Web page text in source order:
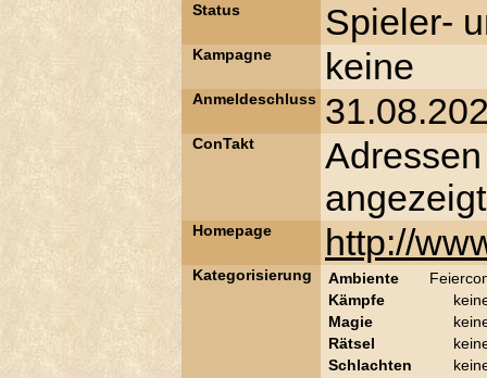
Status Spieler-
Kampagne keine
Anmeldeschluss
ConTakt
angezeigt
Homepage http://
Kategorisierung Ambiente
Kämpfe
Magie
Rätsel
Schlachten